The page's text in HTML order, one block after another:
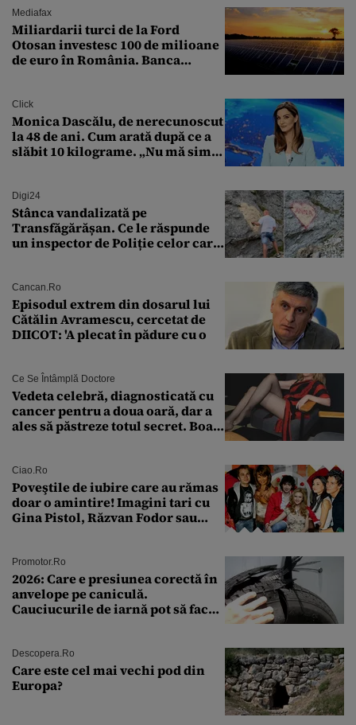
Mediafax
Miliardarii turci de la Ford
Otosan investesc 100 de milioane
de euro în România. Banca
Click
Monica Dascălu, de nerecunoscut
la 48 de ani. Cum arată după ce a
slăbit 10 kilograme. „Nu mă simt
Digi24
Stânca vandalizată pe
Transfăgărășan. Ce le răspunde
un inspector de Poliție celor care
Cancan.ro
Episodul extrem din dosarul lui
Cătălin Avramescu, cercetat de
DIICOT: 'A plecat în pădure cu o
Ce Se Întâmplă Doctore
Vedeta celebră, diagnosticată cu
cancer pentru a doua oară, dar a
ales să păstreze totul secret. Boala
Ciao.ro
Poveştile de iubire care au rămas
doar o amintire! Imagini tari cu
Gina Pistol, Răzvan Fodor sau
Promotor.ro
2026: Care e presiunea corectă în
anvelope pe caniculă.
Cauciucurile de iarnă pot să facă
Descopera.ro
Care este cel mai vechi pod din
Europa?